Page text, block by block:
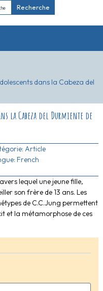
Recherche
dans la Cabeza del
la Cabeza del Durmiente de
Article
French
lequel une jeune fille,
son frère de 13 ans. Les
de C.C.Jung permettent
et la métamorphose de ces